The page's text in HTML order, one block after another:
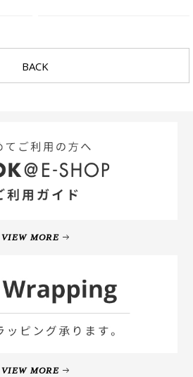
BACK
VIEW MORE
VIEW MORE